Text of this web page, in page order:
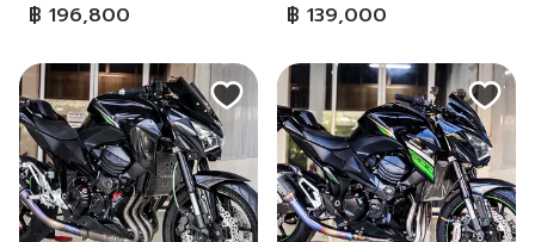
฿ 196,800 ฿ 139,000